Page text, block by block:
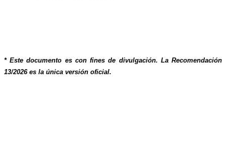
* Este documento es con fines de divulgación. La Recomendación
13/2026 es la única versión oficial.